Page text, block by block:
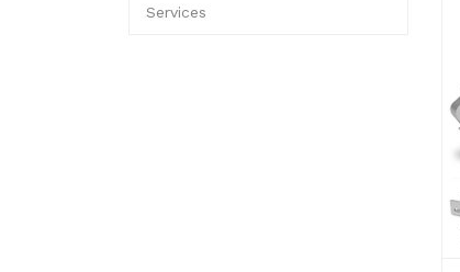
Services